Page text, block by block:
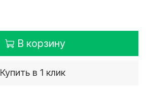
В корзину
Купить в 1 клик